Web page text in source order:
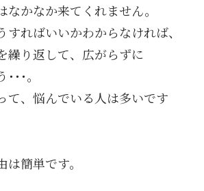
かなか来てくれません。
すればいいかわからなければ、
繰り返して、広がらずに
･･。
て、悩んでいる人は多いです
簡単です。